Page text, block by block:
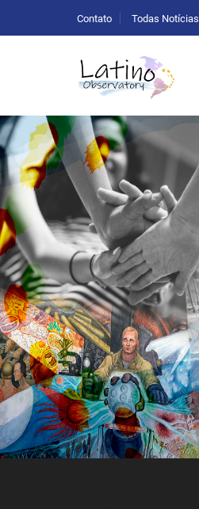
Contato Todas Notícias